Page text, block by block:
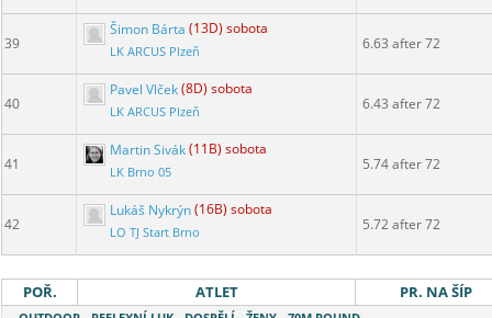
39
Šimon Bárta (13D) sobota
LK ARCUS Plzeň 6.63 after 72
40
Pavel Vlček(8D) sobota
LK ARCUS Plzeň 6.43 after 72
41
Martin Sivák(11B) sobota
LK Brno 05 5.74 after 72
42
Lukáš Nykrýn(16B) sobota
LO TJ Start Brno 5.72 after 72
POŘ. ATLET PR. NA ŠÍP